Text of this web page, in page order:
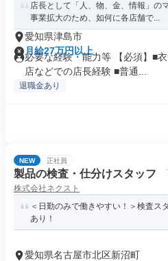
店長として「人、物、金、情報」の
事業拡大のため、如何に各店舗で...
愛知県津島市
月給27万円以上
必要な経験・能力等 【必須】■
店などでの店長経験 ■普通...
退職金あり
NEW 正社員
製品の検査・仕分けスタッフ
株式会社ネクスト
＜日勤のみで働きやすい！＞検査ス
あり！
愛知県名古屋市北区新沼町